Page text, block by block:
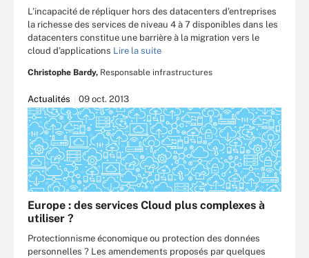
L’incapacité de répliquer hors des datacenters d’entreprises
la richesse des services de niveau 4 à 7 disponibles dans les
datacenters constitue une barrière à la migration vers le
cloud d’applications Lire la suite
Christophe Bardy, Responsable infrastructures
Actualités 09 oct. 2013
Europe : des services Cloud plus complexes à
utiliser ?
Protectionnisme économique ou protection des données
personnelles ? Les amendements proposés par quelques